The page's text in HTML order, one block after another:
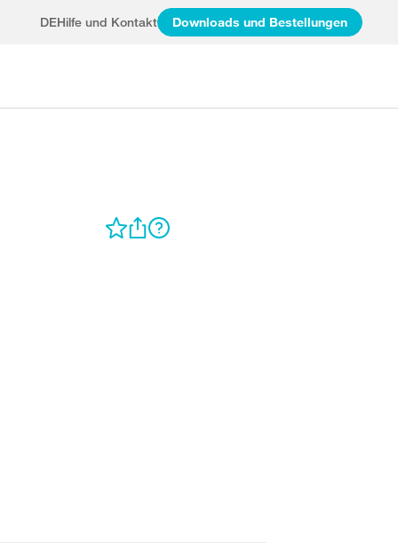
DEHilfe und Kontakt Downloads und Bestellungen